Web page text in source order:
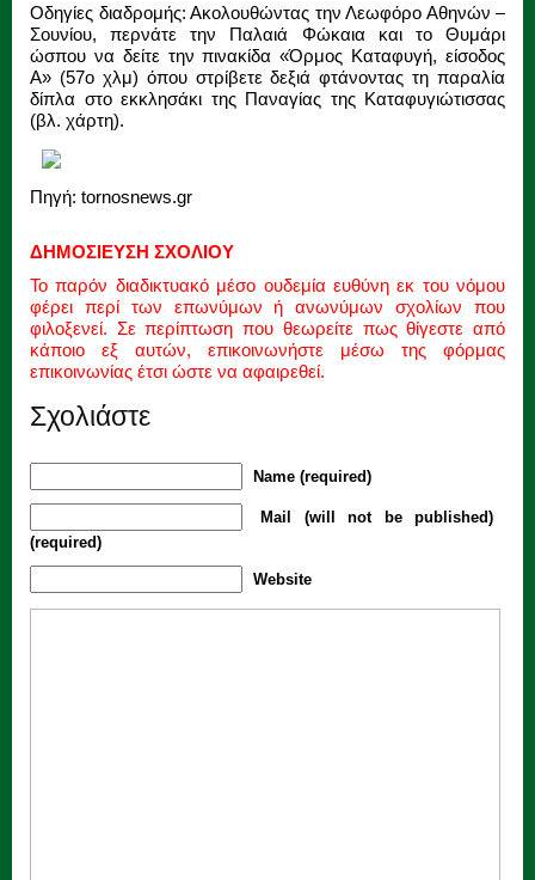
Οδηγίες διαδρομής: Ακολουθώντας την Λεωφόρο Αθηνών –
Σουνίου, περνάτε την Παλαιά Φώκαια και το Θυμάρι
ώσπου να δείτε την πινακίδα «Όρμος Καταφυγή, είσοδος
Α» (57ο χλμ) όπου στρίβετε δεξιά φτάνοντας τη παραλία
δίπλα στο εκκλησάκι της Παναγίας της Καταφυγιώτισσας
(βλ. χάρτη).
Πηγή: tornosnews.gr
ΔΗΜΟΣΙΕΥΣΗ ΣΧΟΛΙΟΥ
Το παρόν διαδικτυακό μέσο ουδεμία ευθύνη εκ του νόμου
φέρει περί των επωνύμων ή ανωνύμων σχολίων που
φιλοξενεί. Σε περίπτωση που θεωρείτε πως θίγεστε από
κάποιο εξ αυτών, επικοινωνήστε μέσω της φόρμας
επικοινωνίας έτσι ώστε να αφαιρεθεί.
Σχολιάστε
Name (required)
Mail (will not be published)
(required)
Website